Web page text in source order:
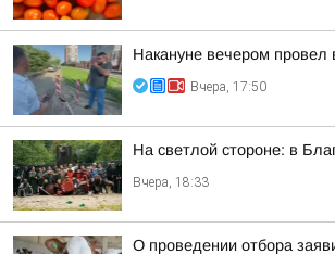
Накануне вечером провел
Вчера, 17:50
На светлой стороне: в
Вчера, 18:33
О проведении отбора